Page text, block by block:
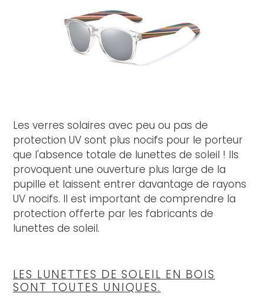
Les verres solaires avec peu ou pas de
protection UV sont plus nocifs pour le porteur
que l'absence totale de lunettes de soleil ! Ils
provoquent une ouverture plus large de la
pupille et laissent entrer davantage de rayons
UV nocifs. Il est important de comprendre la
protection offerte par les fabricants de
lunettes de soleil.
LES LUNETTES DE SOLEIL EN BOIS
SONT TOUTES UNIQUES.